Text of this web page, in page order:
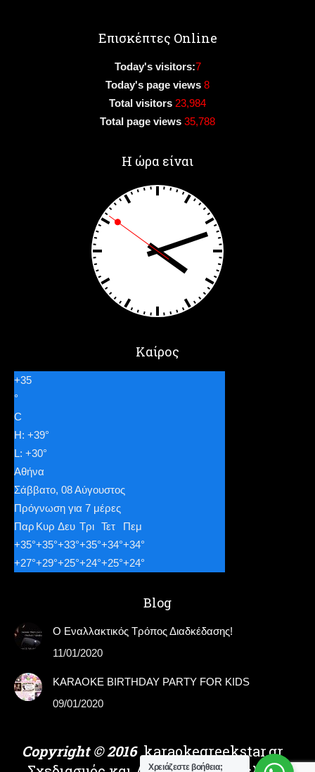
Επισκέπτες Online
Today's visitors:7
Today's page views 8
Total visitors 23,984
Total page views 35,788
Η ώρα είναι
Καίρος
+35
°
C
H: +39°
L: +30°
Αθήνα
Σάββατο, 08 Αύγουστος
Πρόγνωση για 7 μέρες
Παρ Κυρ Δευ Τρι Τετ
Πεμ
+35°+35°+33°+35°+34°+34°
+27°+29°+25°+24°+25°+24°
Blog
Ο Εναλλακτικός Τρόπος Διαδκέδασης!
11/01/2020
KARAOKE BIRTHDAY PARTY FOR KIDS
09/01/2020
Copyright © 2016karaokegreekstar.gr
Χρειάζεστε βοήθεια;